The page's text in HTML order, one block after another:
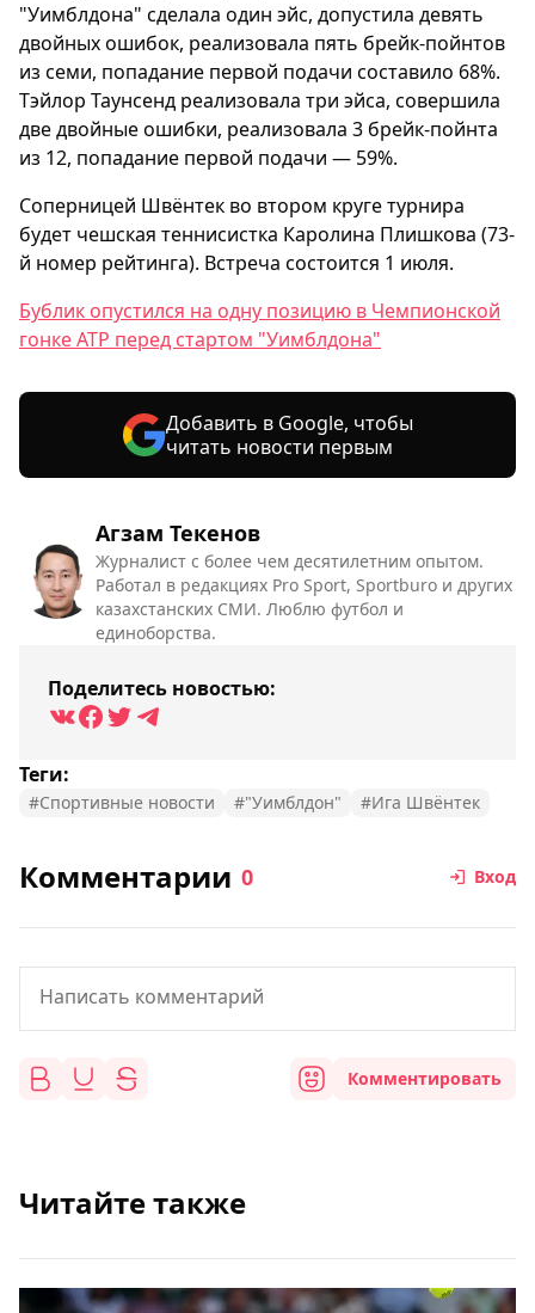
Агзам Текенов
Журналист с более чем десятилетним опытом.
Работал в редакциях Pro Sport, Sportburo и других
казахстанских СМИ. Люблю футбол и
единоборства.
Поделитесь новостью:
Теги:
#Спортивные новости #"Уимблдон" #Ига Швёнтек
"Уимблдона" сделала один эйс, допустила девять
двойных ошибок, реализовала пять брейк-пойнтов
из семи, попадание первой подачи составило 68%.
Тэйлор Таунсенд реализовала три эйса, совершила
две двойные ошибки, реализовала 3 брейк-пойнта
из 12, попадание первой подачи — 59%.
Соперницей Швёнтек во втором круге турнира
будет чешская теннисистка Каролина Плишкова (73-
й номер рейтинга). Встреча состоится 1 июля.
Бублик опустился на одну позицию в Чемпионской
гонке ATP перед стартом "Уимблдона"
Добавить в Google, чтобы
читать новости первым
Комментарии 0 Вход
Комментировать
Читайте также